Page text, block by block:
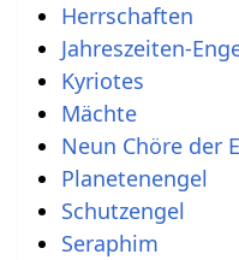
Herrschaften
Jahreszeiten-
Kyriotes
Mächte
Neun Chöre der
Planetenengel
Schutzengel
Seraphim